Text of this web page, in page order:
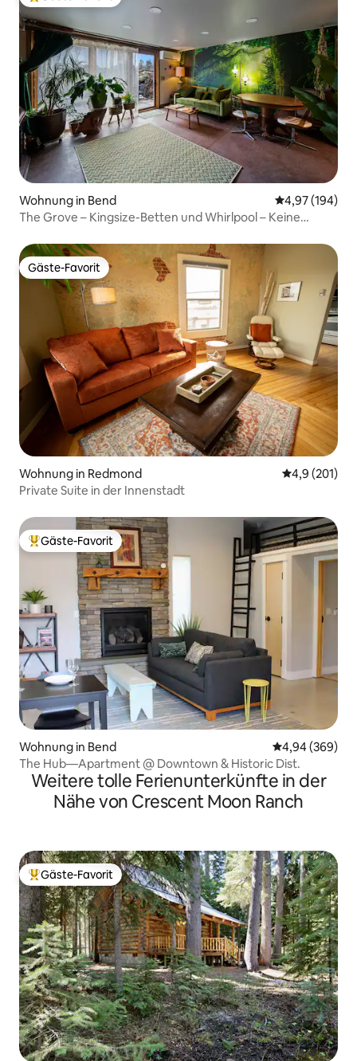
Wohnung in Bend
4,97 (194)
The Grove – Kingsize-Betten und Whirlpool – Keine
Gäste-Favorit
Gäste-Favorit
Wohnung in Redmond
4,9 (201)
Private Suite in der Innenstadt
Beliebter Gäste-Favorit.
Gäste-Favorit
Wohnung in Bend
4,94 (369)
The Hub—Apartment @ Downtown & Historic Dist.
Weitere tolle Ferienunterkünfte in der
Nähe von Crescent Moon Ranch
Beliebter Gäste-Favorit.
Gäste-Favorit